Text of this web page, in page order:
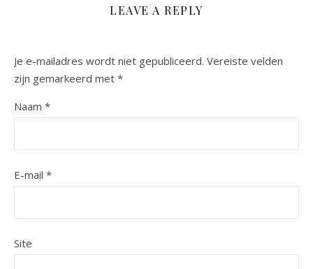
LEAVE A REPLY
Je e-mailadres wordt niet gepubliceerd. Vereiste velden
zijn gemarkeerd met *
Naam *
E-mail *
Site